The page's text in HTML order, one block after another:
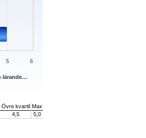
lärande…
5 6
Övre kvartil Max
4,5 5,0